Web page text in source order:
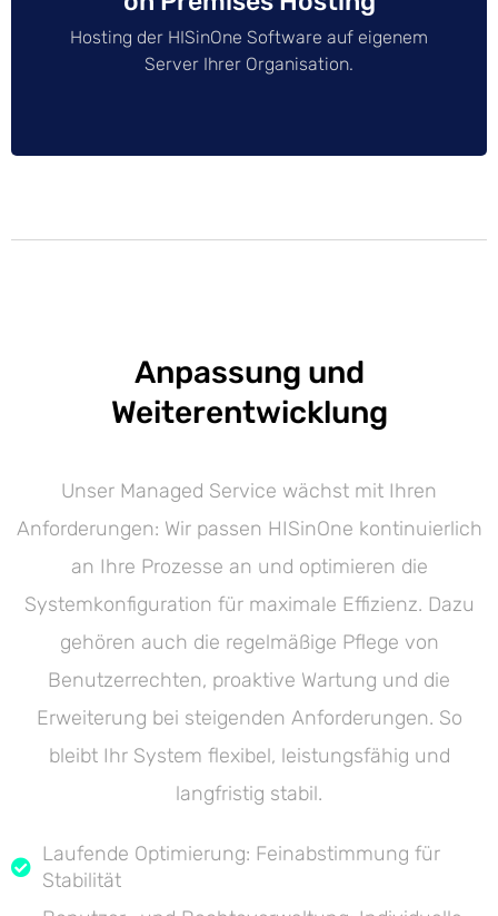
Hosting der HISinOne Software auf eigenem
Server Ihrer Organisation.
Anpassung und
Weiterentwicklung
Unser Managed Service wächst mit Ihren
Anforderungen: Wir passen HISinOne kontinuierlich
an Ihre Prozesse an und optimieren die
Systemkonfiguration für maximale Effizienz. Dazu
gehören auch die regelmäßige Pflege von
Benutzerrechten, proaktive Wartung und die
Erweiterung bei steigenden Anforderungen. So
bleibt Ihr System flexibel, leistungsfähig und
langfristig stabil.
Laufende Optimierung: Feinabstimmung für
Stabilität